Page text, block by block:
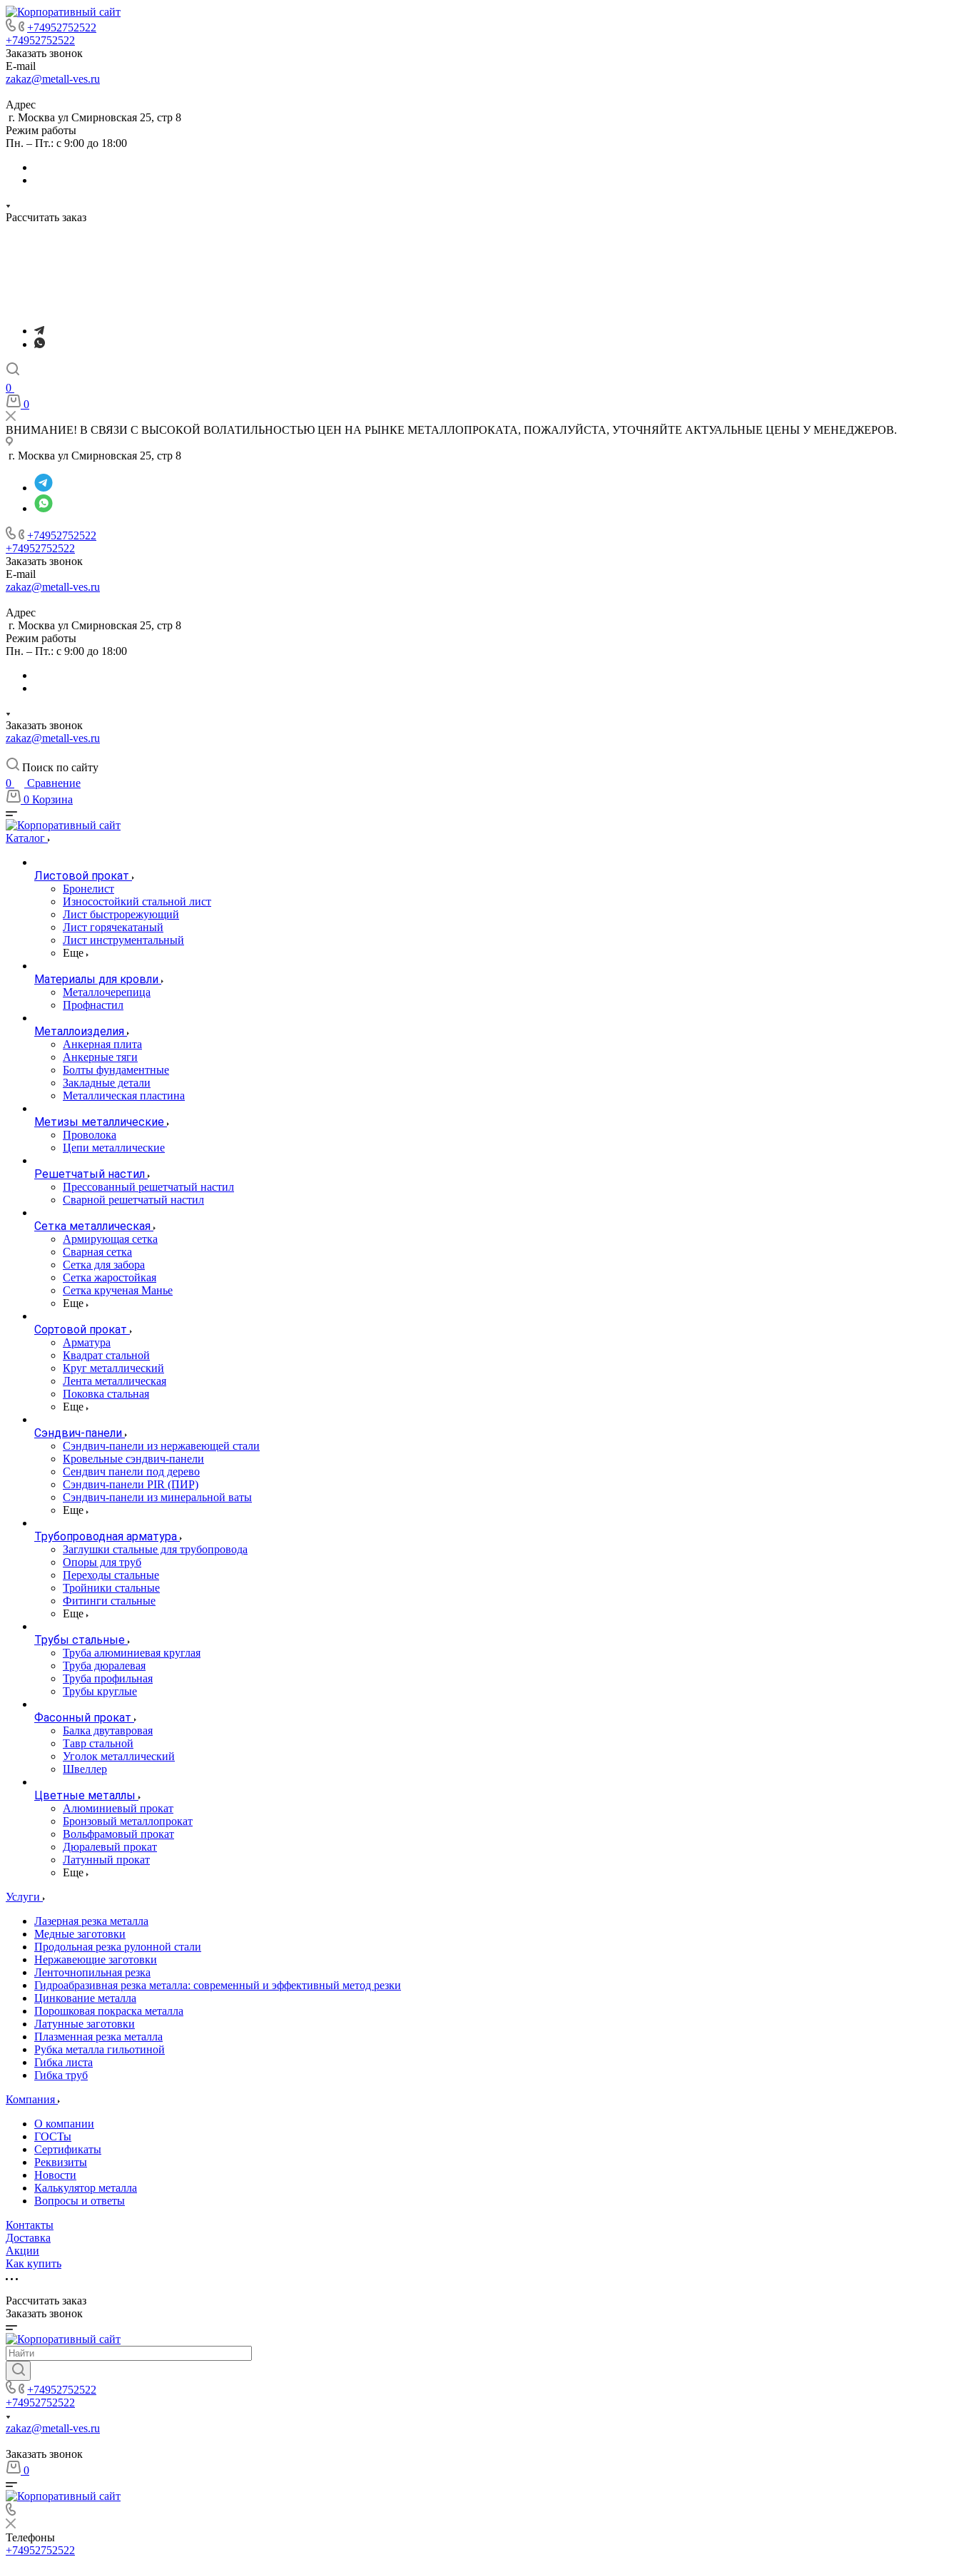
+74952752522
+74952752522
Заказать звонок
E-mail
zakaz@metall-ves.ru
Адрес
г. Москва ул Смирновская 25, стр 8
Режим работы
Пн. – Пт.: с 9:00 до 18:00
Рассчитать заказ
0
0
ВНИМАНИЕ! В СВЯЗИ С ВЫСОКОЙ ВОЛАТИЛЬНОСТЬЮ ЦЕН НА РЫНКЕ МЕТАЛЛОПРОКАТА, ПОЖАЛУЙСТА, УТОЧНЯЙТЕ АКТУАЛЬНЫЕ ЦЕНЫ У МЕНЕДЖЕРОВ.
г. Москва ул Смирновская 25, стр 8
+74952752522
+74952752522
Заказать звонок
E-mail
zakaz@metall-ves.ru
Адрес
г. Москва ул Смирновская 25, стр 8
Режим работы
Пн. – Пт.: с 9:00 до 18:00
Заказать звонок
zakaz@metall-ves.ru
Поиск по сайту
0
Сравнение
0 Корзина
Каталог
Листовой прокат
Бронелист
Износостойкий стальной лист
Лист быстрорежующий
Лист горячекатаный
Лист инструментальный
Еще
Материалы для кровли
Металлочерепица
Профнастил
Металлоизделия
Анкерная плита
Анкерные тяги
Болты фундаментные
Закладные детали
Металлическая пластина
Метизы металлические
Проволока
Цепи металлические
Решетчатый настил
Прессованный решетчатый настил
Сварной решетчатый настил
Сетка металлическая
Армирующая сетка
Сварная сетка
Сетка для забора
Сетка жаростойкая
Сетка крученая Манье
Еще
Сортовой прокат
Арматура
Квадрат стальной
Круг металлический
Лента металлическая
Поковка стальная
Еще
Сэндвич-панели
Cэндвич-панели из нержавеющей стали
Кровельные сэндвич-панели
Сендвич панели под дерево
Сэндвич-панели PIR (ПИР)
Сэндвич-панели из минеральной ваты
Еще
Трубопроводная арматура
Заглушки стальные для трубопровода
Опоры для труб
Переходы стальные
Тройники стальные
Фитинги стальные
Еще
Трубы стальные
Труба алюминиевая круглая
Труба дюралевая
Труба профильная
Трубы круглые
Фасонный прокат
Балка двутавровая
Тавр стальной
Уголок металлический
Швеллер
Цветные металлы
Алюминиевый прокат
Бронзовый металлопрокат
Вольфрамовый прокат
Дюралевый прокат
Латунный прокат
Еще
Услуги
Лазерная резка металла
Медные заготовки
Продольная резка рулонной стали
Нержавеющие заготовки
Ленточнопильная резка
Гидроабразивная резка металла: современный и эффективный метод резки
Цинкование металла
Порошковая покраска металла
Латунные заготовки
Плазменная резка металла
Рубка металла гильотиной
Гибка листа
Гибка труб
Компания
О компании
ГОСТы
Сертификаты
Реквизиты
Новости
Калькулятор металла
Вопросы и ответы
Контакты
Доставка
Акции
Как купить
Рассчитать заказ
Заказать звонок
+74952752522
+74952752522
zakaz@metall-ves.ru
Заказать звонок
0
Телефоны
+74952752522